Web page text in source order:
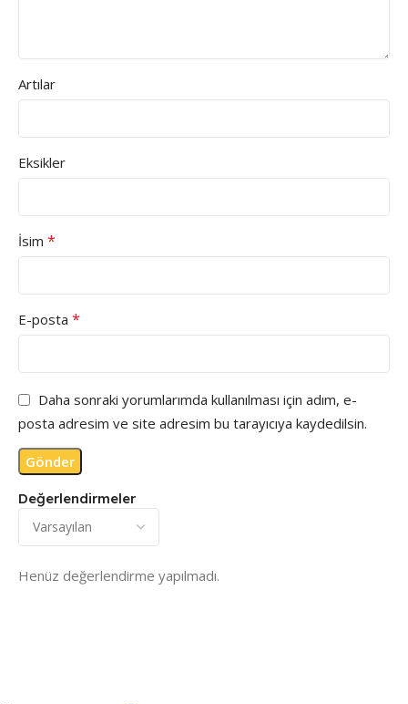
Değerlendirmeler
Henüz değerlendirme yapılmadı.
Artılar
Eksikler
İsim *
E-posta *
Daha sonraki yorumlarımda kullanılması için adım, e-
posta adresim ve site adresim bu tarayıcıya kaydedilsin.